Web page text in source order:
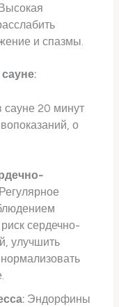
и спазмы.
сауне 20 минут
о
сердечно-
улучшить
Эндорфины